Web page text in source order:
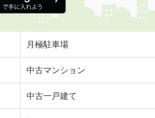
月極駐車場
中古マンション
中古一戸建て